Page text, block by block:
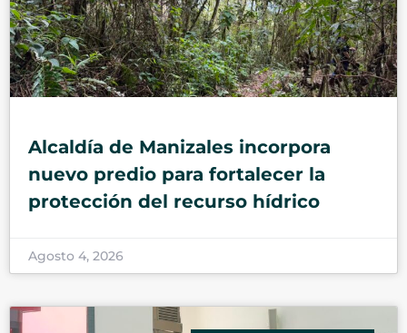
Alcaldía de Manizales incorpora
nuevo predio para fortalecer la
protección del recurso hídrico
Agosto 4, 2026